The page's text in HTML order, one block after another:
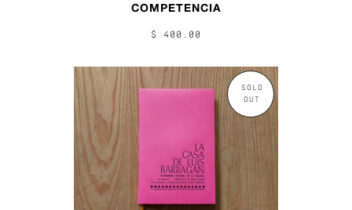
COMPETENCIA
$ 400.00
SOLD
OUT